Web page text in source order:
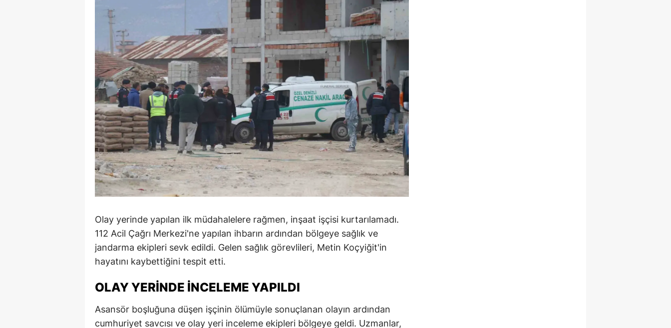
Olay yerinde yapılan ilk müdahalelere rağmen, inşaat işçisi kurtarılamadı.
112 Acil Çağrı Merkezi'ne yapılan ihbarın ardından bölgeye sağlık ve
jandarma ekipleri sevk edildi. Gelen sağlık görevlileri, Metin Koçyiğit'in
hayatını kaybettiğini tespit etti.
OLAY YERİNDE İNCELEME YAPILDI
Asansör boşluğuna düşen işçinin ölümüyle sonuçlanan olayın ardından
cumhuriyet savcısı ve olay yeri inceleme ekipleri bölgeye geldi. Uzmanlar,